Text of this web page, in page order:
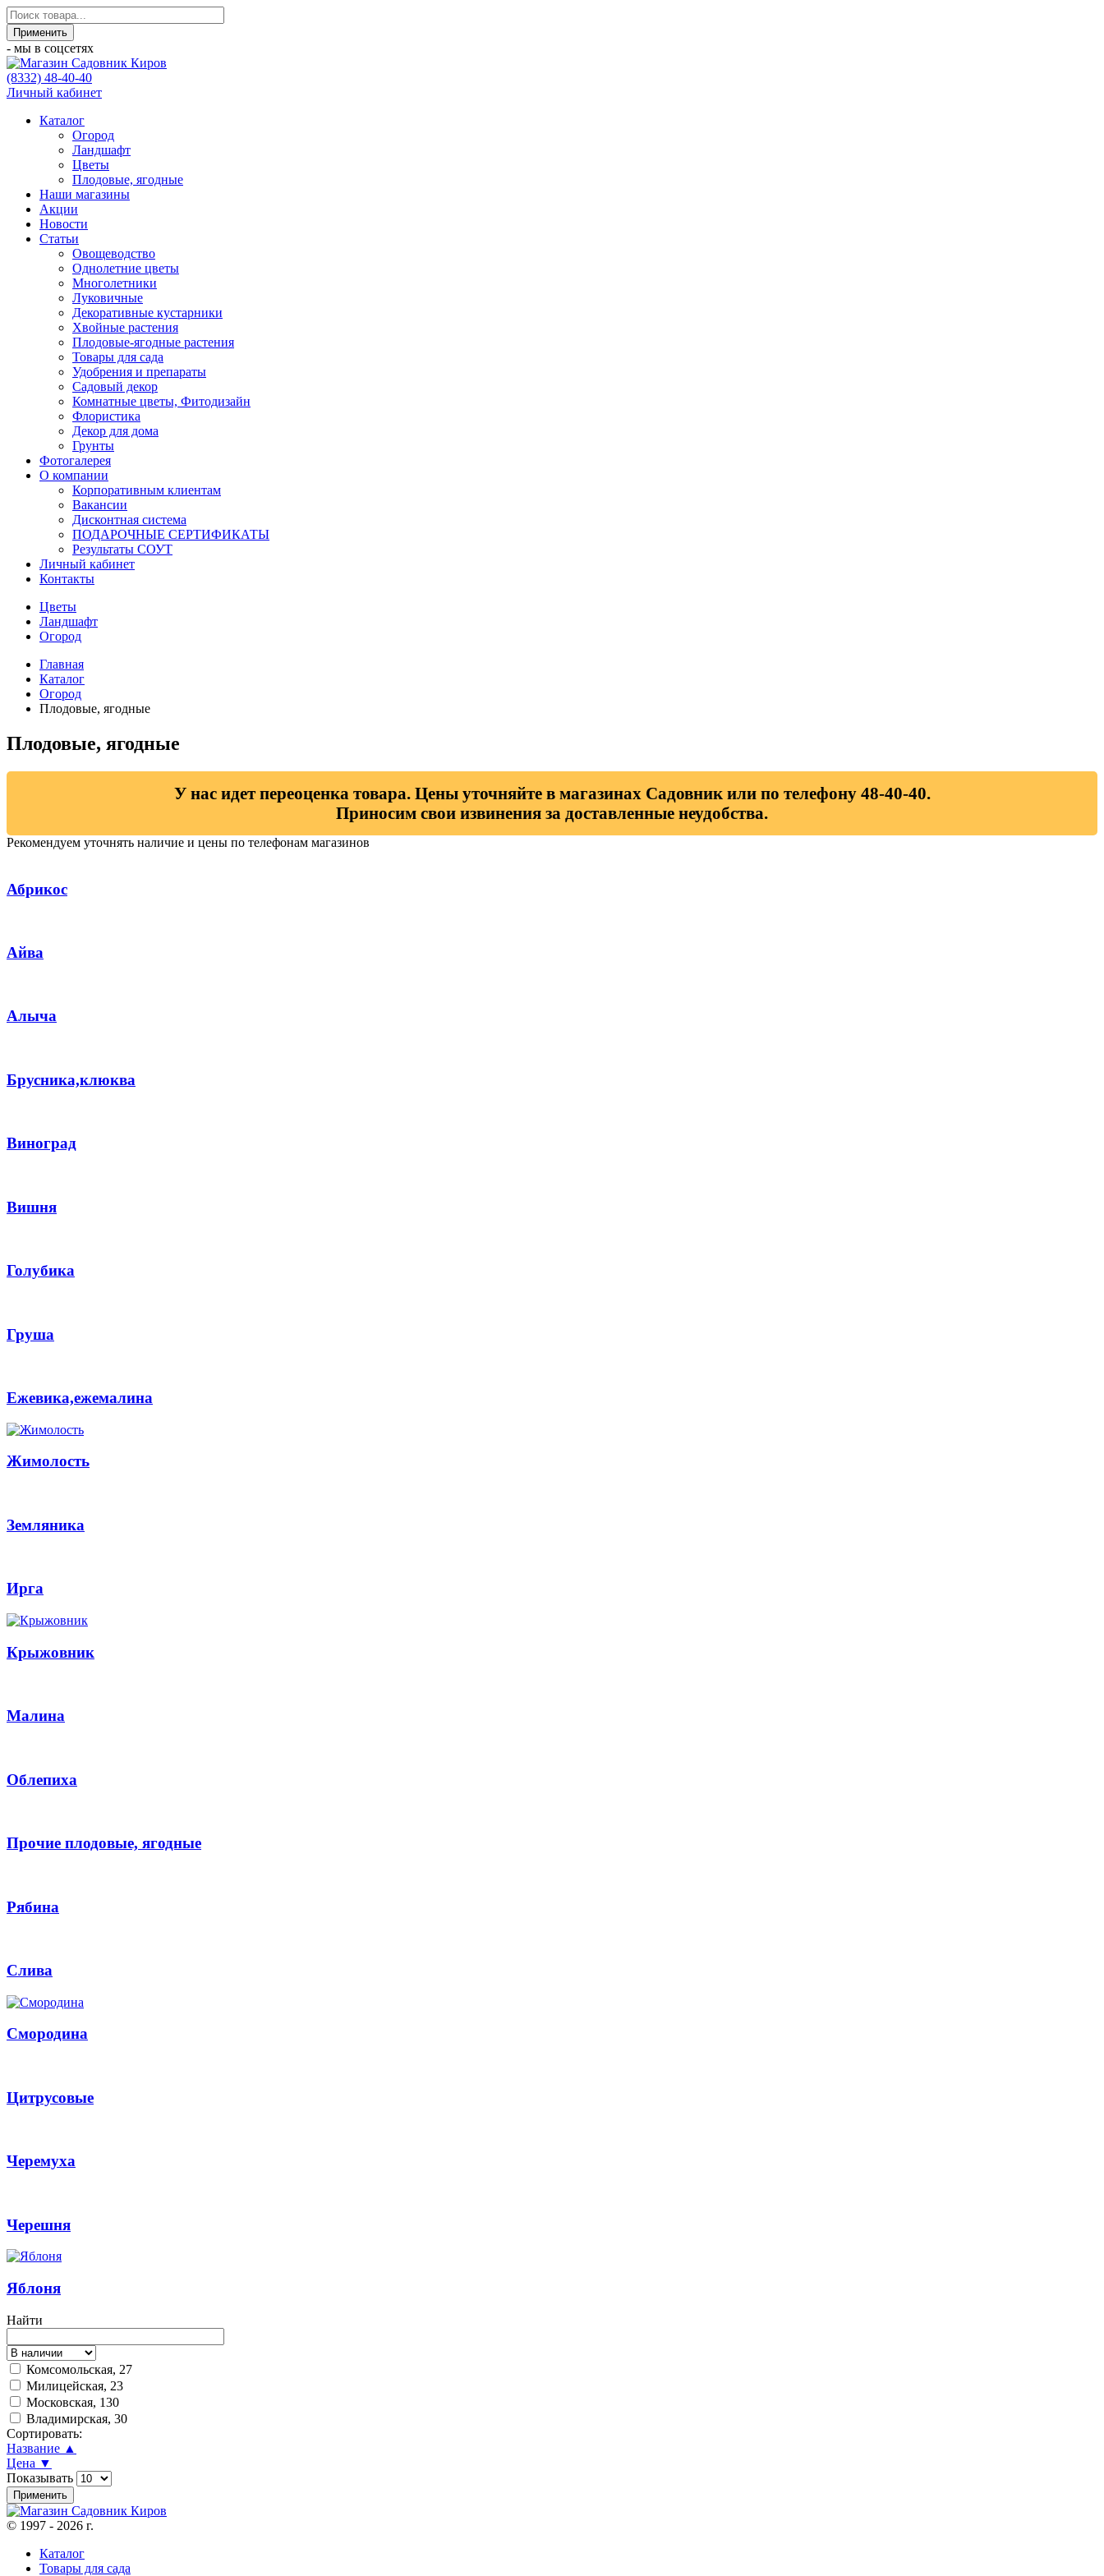
- мы в соцсетях
(8332) 48-40-40
Личный кабинет
Каталог
Огород
Ландшафт
Цветы
Плодовые, ягодные
Наши магазины
Акции
Новости
Статьи
Овощеводство
Однолетние цветы
Многолетники
Луковичные
Декоративные кустарники
Хвойные растения
Плодовые-ягодные растения
Товары для сада
Удобрения и препараты
Садовый декор
Комнатные цветы, Фитодизайн
Флористика
Декор для дома
Грунты
Фотогалерея
О компании
Корпоративным клиентам
Вакансии
Дисконтная система
ПОДАРОЧНЫЕ СЕРТИФИКАТЫ
Результаты СОУТ
Личный кабинет
Контакты
Цветы
Ландшафт
Огород
Главная
Каталог
Огород
Плодовые, ягодные
Плодовые, ягодные
У нас идет переоценка товара. Цены уточняйте в магазинах Садовник или по телефону 48-40-40.
Приносим свои извинения за доставленные неудобства.
Рекомендуем уточнять наличие и цены по телефонам магазинов
Абрикос
Айва
Алыча
Брусника,клюква
Виноград
Вишня
Голубика
Груша
Ежевика,ежемалина
Жимолость
Земляника
Ирга
Крыжовник
Малина
Облепиха
Прочие плодовые, ягодные
Рябина
Слива
Смородина
Цитрусовые
Черемуха
Черешня
Яблоня
Найти
Комсомольская, 27
Милицейская, 23
Московская, 130
Владимирская, 30
Сортировать:
Название ▲
Цена ▼
Показывать
© 1997 - 2026 г.
Каталог
Товары для сада